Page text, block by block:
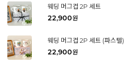
웨딩 머그컵 2P 세트
22,900원
웨딩 머그컵 2P 세트 (파스텔)
22,900원